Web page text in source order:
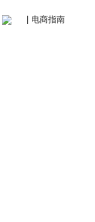
| 电商指南